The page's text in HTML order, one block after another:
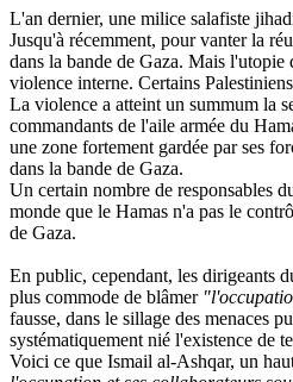
L'an dernier, une milice salafiste
Jusqu'à récemment, pour vanter la
dans la bande de Gaza. Mais l'utopie
violence interne. Certains
La violence a atteint un summum la
commandants de l'aile armée du
une zone fortement gardée par ses
dans la bande de Gaza.
Un certain nombre de responsables
monde que le Hamas n'a pas le
de Gaza.
En public, cependant, les dirigeants
plus commode de blâmer
fausse, dans le sillage des menaces
systématiquement nié l'existence de
Voici ce que Ismail al-Ashqar, un